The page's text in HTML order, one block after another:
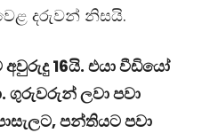
දරුවන් නිසයි.
16යි. එයා වීඩියෝ
ගුරුවරුන් ලවා පවා
පන්තියට පවා